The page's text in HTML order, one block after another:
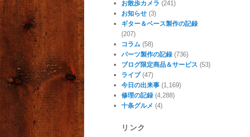
お散歩カメラ (241)
お知らせ (3)
ギター＆ベース製作の記録
(207)
コラム (58)
パーツ製作の記録 (736)
ブログ限定商品＆サービス (53)
ライブ(47)
今日の出来事 (1,169)
修理の記録 (4,288)
十条グルメ (4)
リンク